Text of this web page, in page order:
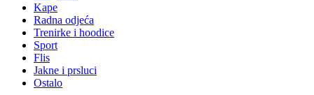
Kape
Radna odjeća
Trenirke i hoodice
Sport
Flis
Jakne i prsluci
Ostalo